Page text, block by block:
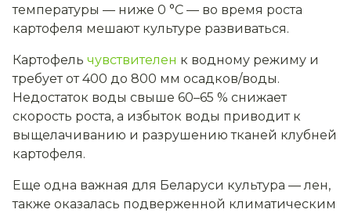
температуры — ниже 0 °C — во время роста
картофеля мешают культуре развиваться.
Картофель чувствителен к водному режиму и
требует от 400 до 800 мм осадков/воды.
Недостаток воды свыше 60–65 % снижает
скорость роста, а избыток воды приводит к
выщелачиванию и разрушению тканей клубней
картофеля.
Еще одна важная для Беларуси культура — лен,
также оказалась подверженной климатическим